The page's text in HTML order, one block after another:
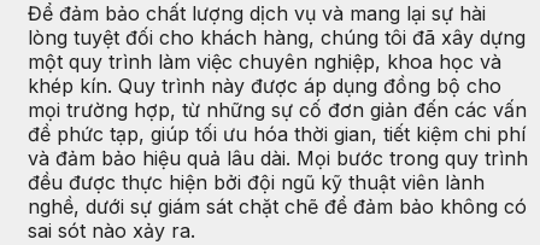
Để đảm bảo chất lượng dịch vụ và mang lại sự hài
lòng tuyệt đối cho khách hàng, chúng tôi đã xây dựng
một quy trình làm việc chuyên nghiệp, khoa học và
khép kín. Quy trình này được áp dụng đồng bộ cho
mọi trường hợp, từ những sự cố đơn giản đến các vấn
đề phức tạp, giúp tối ưu hóa thời gian, tiết kiệm chi phí
và đảm bảo hiệu quả lâu dài. Mọi bước trong quy trình
đều được thực hiện bởi đội ngũ kỹ thuật viên lành
nghề, dưới sự giám sát chặt chẽ để đảm bảo không có
sai sót nào xảy ra.